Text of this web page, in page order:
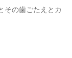
その歯ごたえとカ